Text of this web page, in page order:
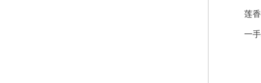
莲香不
一手牵